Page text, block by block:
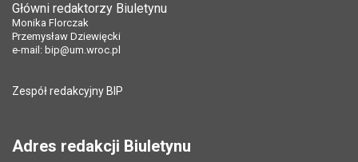
Ostatnio zaktualizował:
Data ostatniej aktualizacji:
Tytuł e-mailaPole wymagane
*
Adres e-mail znajomego
Pytanie antyspamowe
Główni redaktorzy Biuletynu
Monika Florczak
Przemysław Dziewięcki
e-mail: bip@um.wroc.pl
Zespół redakcyjny BIP
Adres redakcji Biuletynu